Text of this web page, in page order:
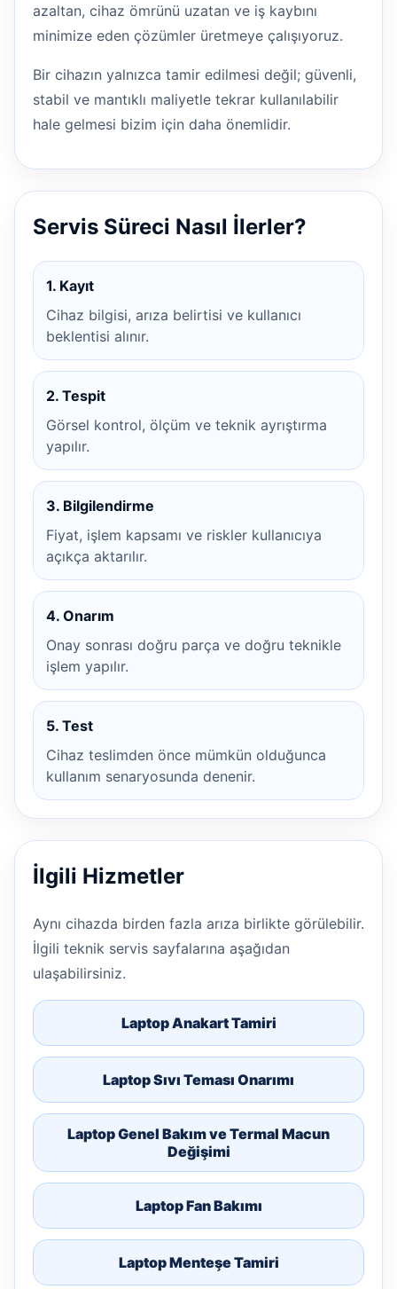
azaltan, cihaz ömrünü uzatan ve iş kaybını
minimize eden çözümler üretmeye çalışıyoruz.
Bir cihazın yalnızca tamir edilmesi değil; güvenli,
stabil ve mantıklı maliyetle tekrar kullanılabilir
hale gelmesi bizim için daha önemlidir.
Servis Süreci Nasıl İlerler?
1. Kayıt
Cihaz bilgisi, arıza belirtisi ve kullanıcı
beklentisi alınır.
2. Tespit
Görsel kontrol, ölçüm ve teknik ayrıştırma
yapılır.
3. Bilgilendirme
Fiyat, işlem kapsamı ve riskler kullanıcıya
açıkça aktarılır.
4. Onarım
Onay sonrası doğru parça ve doğru teknikle
işlem yapılır.
5. Test
Cihaz teslimden önce mümkün olduğunca
kullanım senaryosunda denenir.
İlgili Hizmetler
Aynı cihazda birden fazla arıza birlikte görülebilir.
İlgili teknik servis sayfalarına aşağıdan
ulaşabilirsiniz.
Laptop Anakart Tamiri
Laptop Sıvı Teması Onarımı
Laptop Genel Bakım ve Termal Macun
Değişimi
Laptop Fan Bakımı
Laptop Menteşe Tamiri